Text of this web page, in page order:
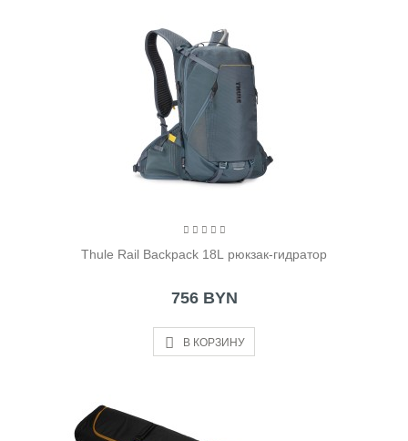
Thule Rail Backpack 18L рюкзак-гидратор
756 BYN
В КОРЗИНУ